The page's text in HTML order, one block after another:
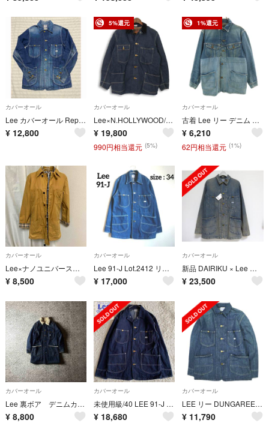
カバーオール
Lee カバーオール Reproduction Label デニムジャケット
¥ 12,800
5%還元
カバーオール
Lee×N.HOLLYWOOD/リー×エヌハリウッド デニム カバーオール 裏地ブランケット 【RM1517-008】236
¥ 19,800
990円相当還元 (5%)
1%還元
カバーオール
古着 Lee リー デニム カバーオール M ジージャン メンズ
¥ 6,210
62円相当還元 (1%)
カバーオール
Lee×ナノユニバース 別注カバーオール
¥ 8,500
カバーオール
Lee 91-J Lot.2412 リー 復刻 デニム カバーオール
¥ 17,000
カバーオール
新品 DAIRIKU × Lee 別注 Loco Jacket M USED加工
¥ 23,500
カバーオール
Lee 裏ボア デニムカバーオール 防寒仕様 ワークジャケット アウター
¥ 8,800
カバーオール
未使用級/40 LEE 91-J LOCO JACKET MR無し カバーオール
¥ 18,680
カバーオール
LEE リー DUNGAREES ロコジャケット LT0659 S 中色ブルー カバーオール デニムジャケット アウター【中古】【LEE】
¥ 11,790